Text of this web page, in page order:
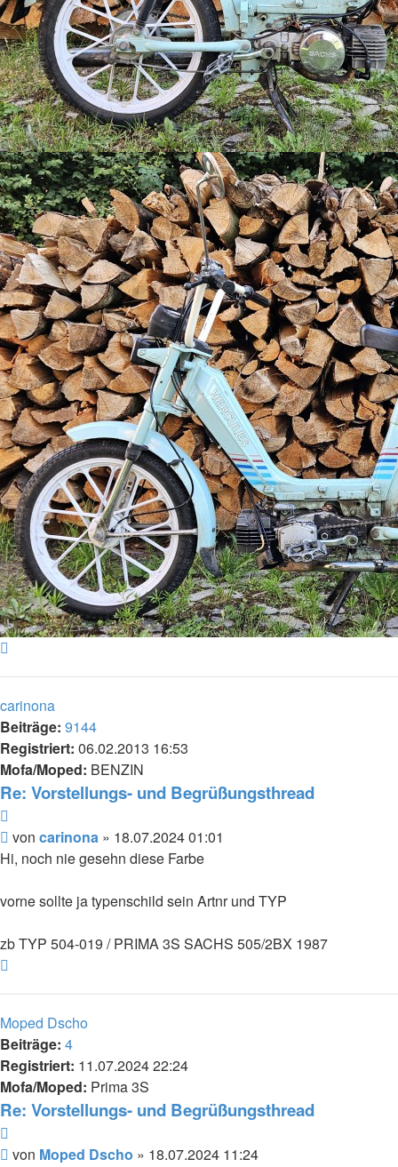
carinona
Beiträge: 9144
Registriert: 06.02.2013 16:53
Mofa/Moped: BENZIN
Re: Vorstellungs- und Begrüßungsthread
Beitrag
von carinona » 18.07.2024 01:01
Hi, noch nie gesehn diese Farbe
vorne sollte ja typenschild sein Artnr und TYP
zb TYP 504-019 / PRIMA 3S SACHS 505/2BX 1987
Moped Dscho
Beiträge: 4
Registriert: 11.07.2024 22:24
Mofa/Moped: Prima 3S
Re: Vorstellungs- und Begrüßungsthread
Beitrag
von Moped Dscho » 18.07.2024 11:24